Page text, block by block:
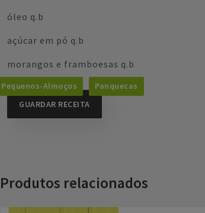
óleo q.b
açúcar em pó q.b
morangos e framboesas q.b
GUARDAR RECEITA
Pequenos-Almoços Panquecas
Produtos relacionados